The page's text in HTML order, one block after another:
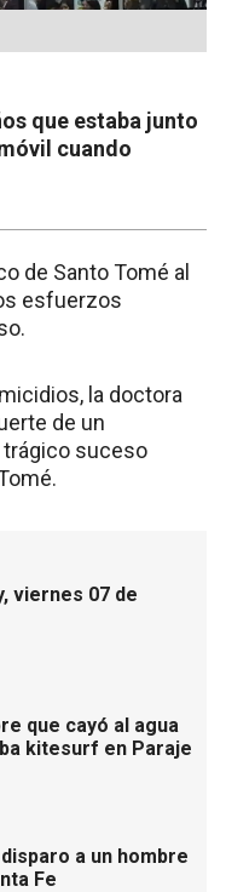
que estaba junto
cuando
de Santo Tomé al
esfuerzos
la doctora
de un
trágico suceso
viernes 07 de
que cayó al agua
kitesurf en Paraje
a un hombre
Fe